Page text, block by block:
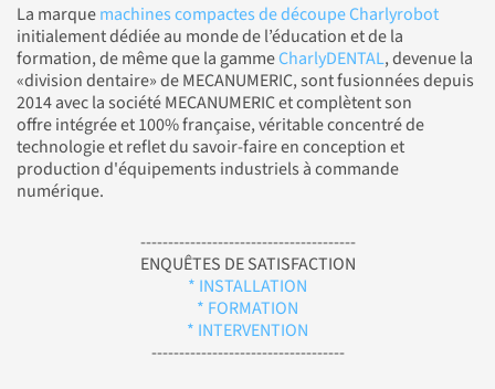
La marquemachines compactes de découpe Charlyrobot
initialement dédiée au monde de l’éducation et de la
formation, de même que la gammeCharlyDENTAL, devenue la
«division dentaire» de MECANUMERIC, sont fusionnées depuis
2014 avec la société MECANUMERIC et complètent son
offre intégrée et 100% française, véritable concentré de
technologie et reflet du savoir-faire en conception et
production d'équipements industriels à commande
numérique.
---------------------------------------
ENQUÊTES DE SATISFACTION
* INSTALLATION
* FORMATION
* INTERVENTION
-----------------------------------